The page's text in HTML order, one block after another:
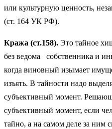
или культурную ценность,
(ст. 164 УК РФ).
Кража (ст.158). Это тайное
без ведома собственника и
когда виновный изымает
изъять. В тайности надо
субъективный момент.
субъективный момент, если
тайно, а на самом деле за ним